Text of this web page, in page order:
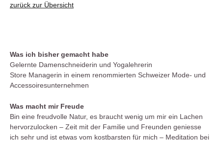
zurück zur Übersicht
Was ich bisher gemacht habe
Gelernte Damenschneiderin und Yogalehrerin
Store Managerin in einem renommierten Schweizer Mode- und
Accessoiresunternehmen
Was macht mir Freude
Bin eine freudvolle Natur, es braucht wenig um mir ein Lachen
hervorzulocken – Zeit mit der Familie und Freunden geniesse
ich sehr und ist etwas vom kostbarsten für mich – Meditation bei